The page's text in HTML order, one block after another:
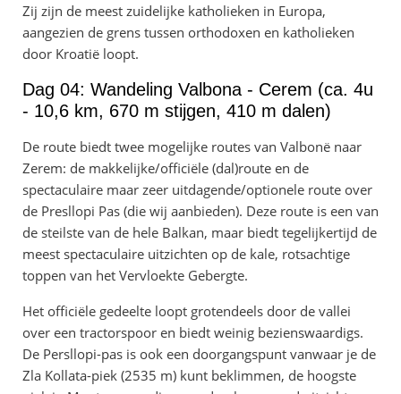
Zij zijn de meest zuidelijke katholieken in Europa,
aangezien de grens tussen orthodoxen en katholieken
door Kroatië loopt.
Dag 04: Wandeling Valbona - Cerem (ca. 4u
- 10,6 km, 670 m stijgen, 410 m dalen)
De route biedt twee mogelijke routes van Valbonë naar
Zerem: de makkelijke/officiële (dal)route en de
spectaculaire maar zeer uitdagende/optionele route over
de Presllopi Pas (die wij aanbieden). Deze route is een van
de steilste van de hele Balkan, maar biedt tegelijkertijd de
meest spectaculaire uitzichten op de kale, rotsachtige
toppen van het Vervloekte Gebergte.
Het officiële gedeelte loopt grotendeels door de vallei
over een tractorspoor en biedt weinig bezienswaardigs.
De Persllopi-pas is ook een doorgangspunt vanwaar je de
Zla Kollata-piek (2535 m) kunt beklimmen, de hoogste